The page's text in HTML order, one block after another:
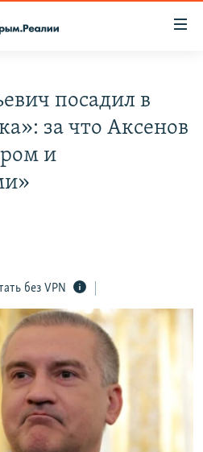
КРЫМА
посадил в
за что Аксенов
и
без VPN